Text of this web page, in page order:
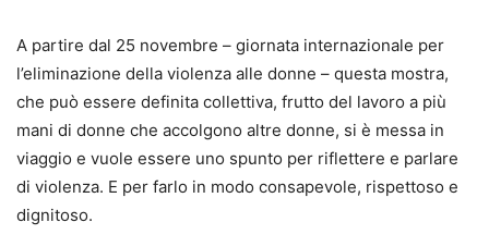
A partire dal 25 novembre – giornata internazionale per
l’eliminazione della violenza alle donne – questa mostra,
che può essere definita collettiva, frutto del lavoro a più
mani di donne che accolgono altre donne, si è messa in
viaggio e vuole essere uno spunto per riflettere e parlare
di violenza. E per farlo in modo consapevole, rispettoso e
dignitoso.